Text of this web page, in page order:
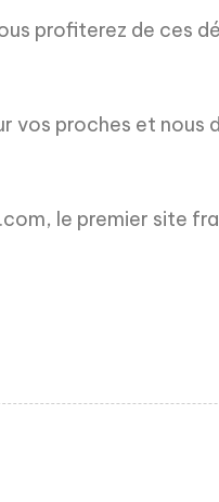
profiterez de ces
vos proches et nous
le premier site